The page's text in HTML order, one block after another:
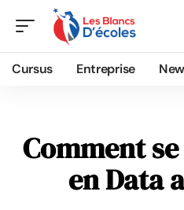
Cursus Entreprise
Comment
en Data